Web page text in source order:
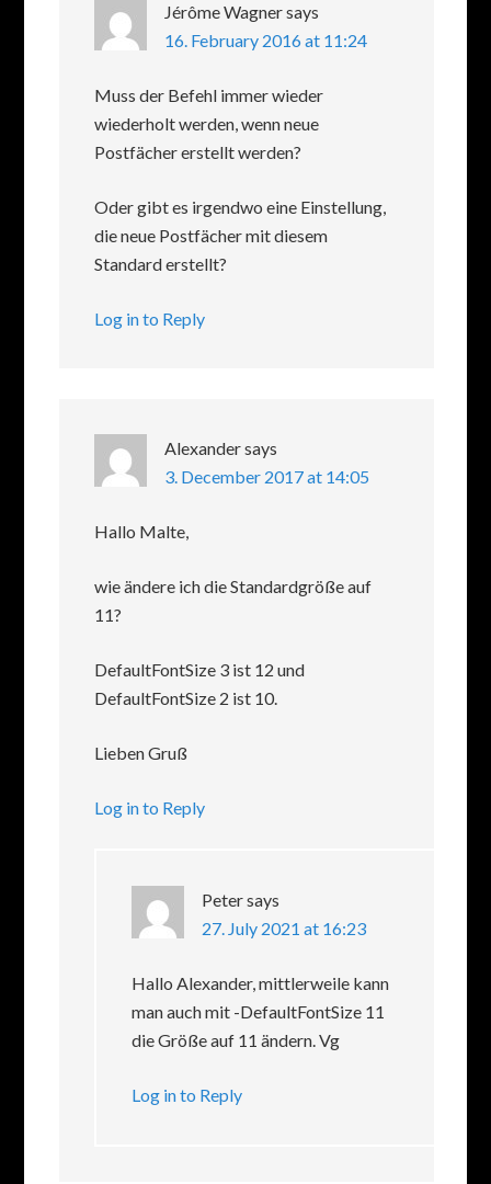
Jérôme Wagnersays
16. February 2016 at 11:24
Muss der Befehl immer wieder
wiederholt werden, wenn neue
Postfächer erstellt werden?
Oder gibt es irgendwo eine Einstellung,
die neue Postfächer mit diesem
Standard erstellt?
Log in to Reply
Alexandersays
3. December 2017 at 14:05
Hallo Malte,
wie ändere ich die Standardgröße auf
11?
DefaultFontSize 3 ist 12 und
DefaultFontSize 2 ist 10.
Lieben Gruß
Log in to Reply
Petersays
27. July 2021 at 16:23
Hallo Alexander, mittlerweile kann
man auch mit -DefaultFontSize 11
die Größe auf 11 ändern. Vg
Log in to Reply